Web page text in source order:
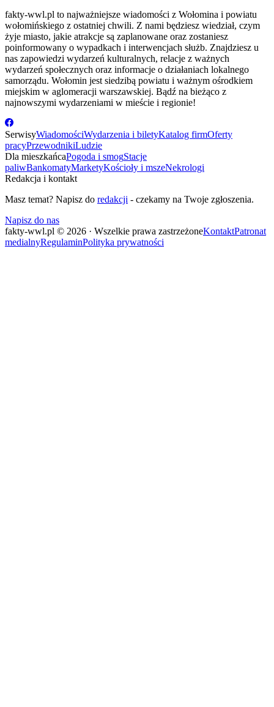
fakty-wwl.pl to najważniejsze wiadomości z Wołomina i powiatu
wołomińskiego z ostatniej chwili. Z nami będziesz wiedział, czym
żyje miasto, jakie atrakcje są zaplanowane oraz zostaniesz
poinformowany o wypadkach i interwencjach służb. Znajdziesz u
nas zapowiedzi wydarzeń kulturalnych, relacje z ważnych
wydarzeń społecznych oraz informacje o działaniach lokalnego
samorządu. Wołomin jest siedzibą powiatu i ważnym ośrodkiem
miejskim w aglomeracji warszawskiej. Bądź na bieżąco z
najnowszymi wydarzeniami w mieście i regionie!
SerwisyWiadomościWydarzenia i biletyKatalog firmOferty
pracyPrzewodnikiLudzie
Dla mieszkańcaPogoda i smogStacje
paliwBankomatyMarketyKościoły i mszeNekrologi
Redakcja i kontakt
Masz temat? Napisz do redakcji - czekamy na Twoje zgłoszenia.
Napisz do nas
fakty-wwl.pl © 2026 · Wszelkie prawa zastrzeżoneKontaktPatronat
medialnyRegulaminPolityka prywatności